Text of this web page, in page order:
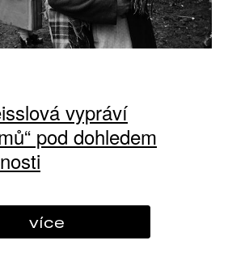
vypráví
pod dohledem
více